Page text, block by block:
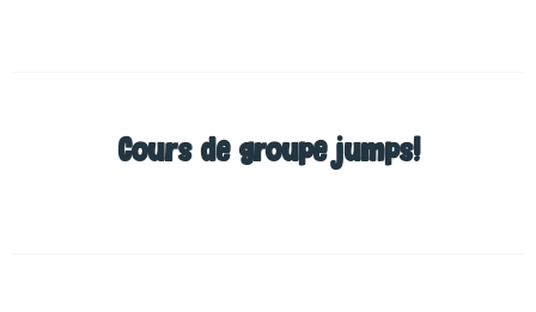
Cours de groupe jumps!